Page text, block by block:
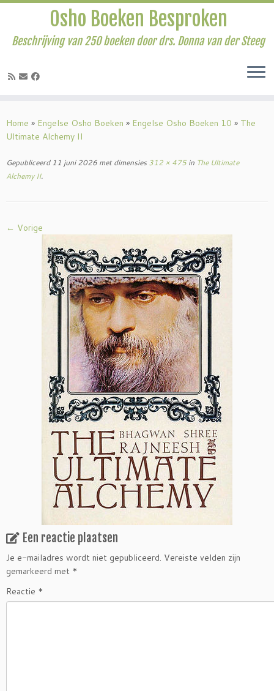
naar
inhoud
Osho Boeken Besproken
Beschrijving van 250 boeken door drs. Donna van der Steeg
Home » Engelse Osho Boeken » Engelse Osho Boeken 10 » The
Ultimate Alchemy II
Gepubliceerd 11 juni 2026 met dimensies 312 × 475in The Ultimate
Alchemy II.
← Vorige
Een reactie plaatsen
Je e-mailadres wordt niet gepubliceerd. Vereiste velden zijn
gemarkeerd met *
Reactie *